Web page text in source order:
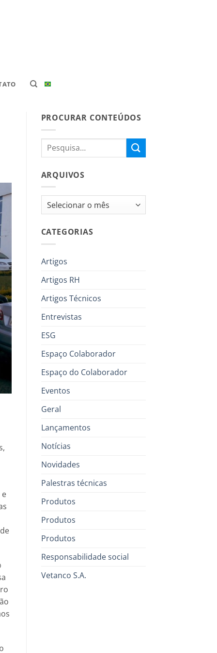
PROCURAR CONTEÚDOS
ARQUIVOS
Arquivos
CATEGORIAS
Artigos
Artigos RH
Artigos Técnicos
Entrevistas
ESG
Espaço Colaborador
Espaço do Colaborador
Eventos
Geral
Lançamentos
Notícias
Novidades
Palestras técnicas
Produtos
Produtos
Produtos
Responsabilidade social
Vetanco S.A.